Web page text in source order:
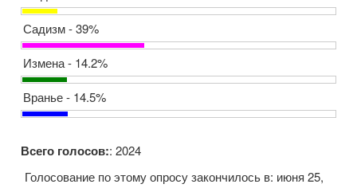
Садизм - 39%
Измена - 14.2%
Вранье - 14.5%
Всего голосов:: 2024
Голосование по этому опросу закончилось в: июня 25,